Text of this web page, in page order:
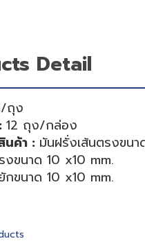
Detail
ถุง
12 ถุง/กล่อง
นค้า : มันฝรั่งเส้นตรงขน
งขนาด 10 x10 mm.
กขนาด 10 x10 mm.